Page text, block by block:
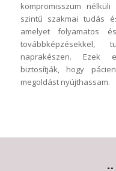
kompromisszum
szintű szakmai tudás
amelyet folyamatos
továbbképzésekkel,
naprakészen. Ezek
biztosítják, hogy
megoldást nyújthassam.